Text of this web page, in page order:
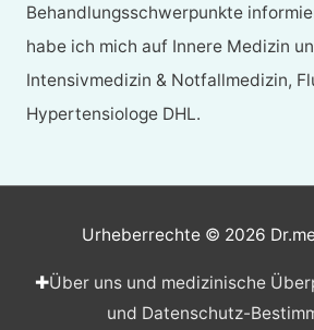
Behandlungsschwerpunkte
habe ich mich auf Innere Medizin
Intensivmedizin & Notfallmedizin,
Hypertensiologe DHL.
Urheberrechte © 2026
✚Über uns und medizinische
und Datenschutz-